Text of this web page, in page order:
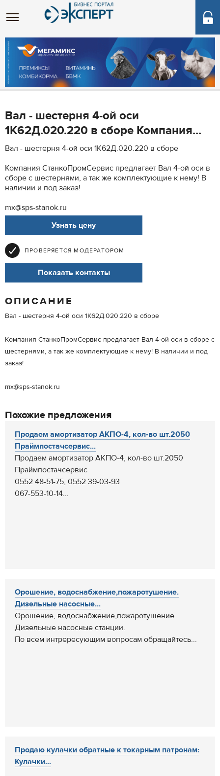
Вал - шестерня 4-ой оси
1К62Д.020.220 в сборе Компания...
Вал - шестерня 4-ой оси 1К62Д.020.220 в сборе
Компания СтанкоПромСервис предлагает Вал 4-ой оси в
сборе с шестернями, а так же комплектующие к нему! В
наличии и под заказ!
mx@sps-stanok.ru
Узнать цену
ПРОВЕРЯЕТСЯ МОДЕРАТОРОМ
Показать контакты
ОПИСАНИЕ
Вал - шестерня 4-ой оси 1К62Д.020.220 в сборе
Компания СтанкоПромСервис предлагает Вал 4-ой оси в сборе с
шестернями, а так же комплектующие к нему! В наличии и под
заказ!
mx@sps-stanok.ru
Похожие предложения
Продаем амортизатор АКПО-4, кол-во шт.2050
Праймпостачсервис...
Продаем амортизатор АКПО-4, кол-во шт.2050
Праймпостачсервис
0552 48-51-75, 0552 39-03-93
067-553-10-14...
Орошение, водоснабжение,пожаротушение.
Дизельные насосные...
Орошение, водоснабжение,пожаротушение.
Дизельные насосные станции.
По всем интрересующим вопросам обращайтесь...
Продаю кулачки обратные к токарным патронам:
Кулачки...